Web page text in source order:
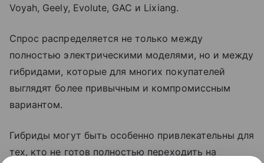
Voyah, Geely, Evolute, GAC и Lixiang.
Спрос распределяется не только между
полностью электрическими моделями, но и между
гибридами, которые для многих покупателей
выглядят более привычным и компромиссным
вариантом.
Гибриды могут быть особенно привлекательны для
тех, кто не готов полностью переходить на